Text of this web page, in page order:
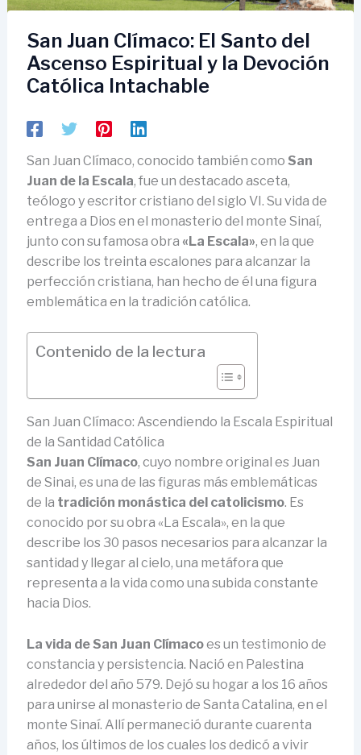
San Juan Clímaco: El Santo del
Ascenso Espiritual y la Devoción
Católica Intachable
San Juan Clímaco, conocido también como San
Juan de la Escala, fue un destacado asceta,
teólogo y escritor cristiano del siglo VI. Su vida de
entrega a Dios en el monasterio del monte Sinaí,
junto con su famosa obra «La Escala», en la que
describe los treinta escalones para alcanzar la
perfección cristiana, han hecho de él una figura
emblemática en la tradición católica.
Contenido de la lectura
San Juan Clímaco: Ascendiendo la Escala Espiritual
de la Santidad Católica
San Juan Clímaco, cuyo nombre original es Juan
de Sinai, es una de las figuras más emblemáticas
de la tradición monástica del catolicismo. Es
conocido por su obra «La Escala», en la que
describe los 30 pasos necesarios para alcanzar la
santidad y llegar al cielo, una metáfora que
representa a la vida como una subida constante
hacia Dios.
La vida de San Juan Clímacoes un testimonio de
constancia y persistencia. Nació en Palestina
alrededor del año 579. Dejó su hogar a los 16 años
para unirse al monasterio de Santa Catalina, en el
monte Sinaí. Allí permaneció durante cuarenta
años, los últimos de los cuales los dedicó a vivir